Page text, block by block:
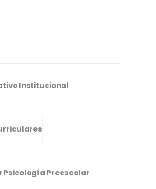
Institucional
Psicología Preescolar